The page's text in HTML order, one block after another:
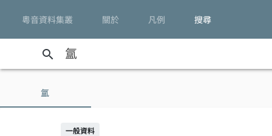
粵音資料集叢 關於 凡例 搜尋
search
氲
一般資料